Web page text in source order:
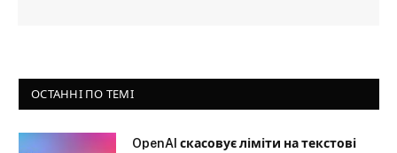
ОСТАННІ ПО ТЕМІ
OpenAI скасовує ліміти на текстові